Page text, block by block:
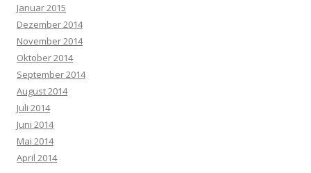
Januar 2015
Dezember 2014
November 2014
Oktober 2014
September 2014
August 2014
Juli 2014
Juni 2014
Mai 2014
April 2014